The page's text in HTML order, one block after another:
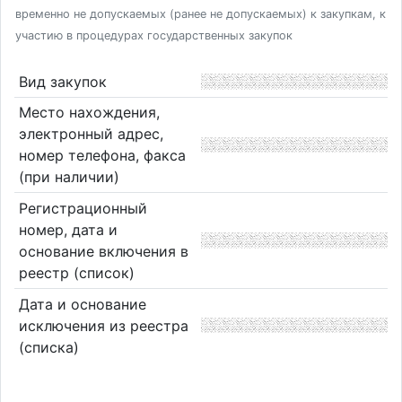
временно не допускаемых (ранее не допускаемых) к закупкам, к
участию в процедурах государственных закупок
Вид закупок
Место нахождения,
электронный адрес,
номер телефона, факса
(при наличии)
Регистрационный
номер, дата и
основание включения в
реестр (список)
Дата и основание
исключения из реестра
(списка)